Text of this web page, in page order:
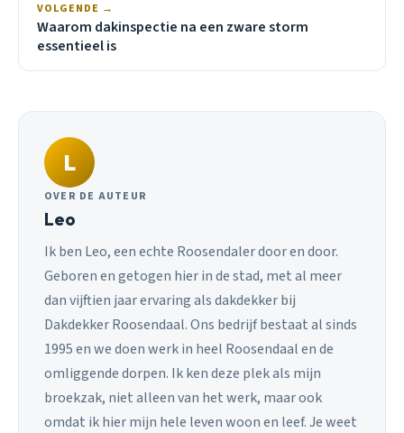
VOLGENDE →
Waarom dakinspectie na een zware storm
essentieel is
L
OVER DE AUTEUR
Leo
Ik ben Leo, een echte Roosendaler door en door.
Geboren en getogen hier in de stad, met al meer
dan vijftien jaar ervaring als dakdekker bij
Dakdekker Roosendaal. Ons bedrijf bestaat al sinds
1995 en we doen werk in heel Roosendaal en de
omliggende dorpen. Ik ken deze plek als mijn
broekzak, niet alleen van het werk, maar ook
omdat ik hier mijn hele leven woon en leef. Je weet